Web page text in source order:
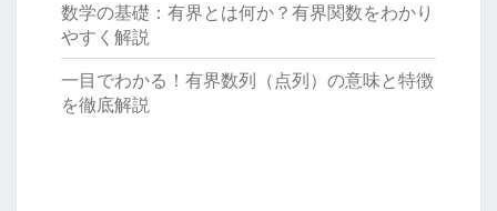
数学の基礎：有界とは何か？有界関数をわかり
やすく解説
一目でわかる！有界数列（点列）の意味と特徴
を徹底解説